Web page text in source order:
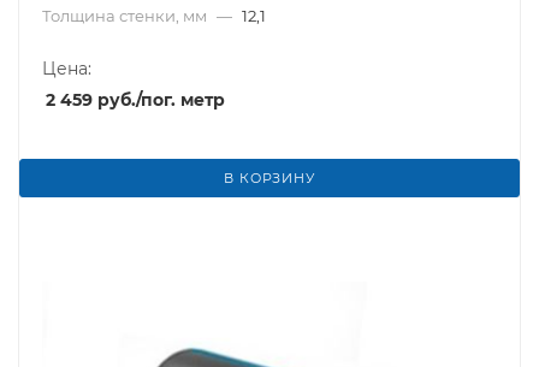
Толщина стенки, мм — 12,1
Цена:
2 459 руб./пог. метр
В КОРЗИНУ